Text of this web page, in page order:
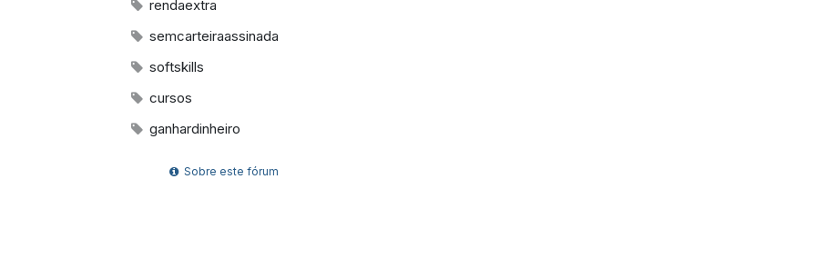
rendaextra
semcarteiraassinada
softskills
cursos
ganhardinheiro
Sobre este fórum